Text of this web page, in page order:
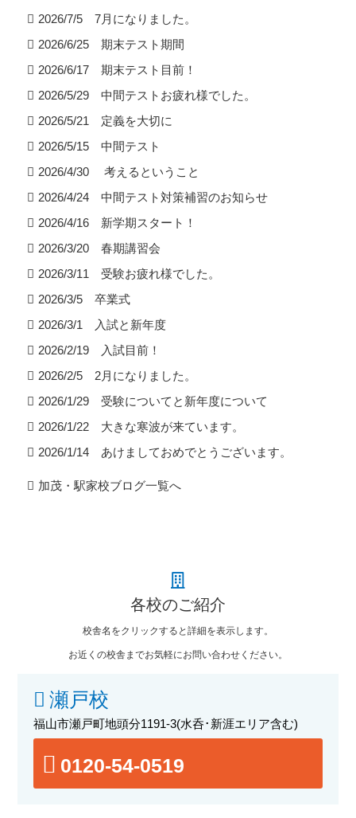
2026/7/5 7月になりました。
2026/6/25 期末テスト期間
2026/6/17 期末テスト目前！
2026/5/29 中間テストお疲れ様でした。
2026/5/21 定義を大切に
2026/5/15 中間テスト
2026/4/30 考えるということ
2026/4/24 中間テスト対策補習のお知らせ
2026/4/16 新学期スタート！
2026/3/20 春期講習会
2026/3/11 受験お疲れ様でした。
2026/3/5 卒業式
2026/3/1 入試と新年度
2026/2/19 入試目前！
2026/2/5 2月になりました。
2026/1/29 受験についてと新年度について
2026/1/22 大きな寒波が来ています。
2026/1/14 あけましておめでとうございます。
加茂・駅家校ブログ一覧へ
各校のご紹介
校舎名をクリックすると詳細を表示します。
お近くの校舎までお気軽にお問い合わせください。
瀬戸校
福山市瀬戸町地頭分1191-3(水呑･新涯エリア含む)
0120-54-0519